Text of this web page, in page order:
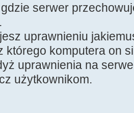
serwer
uprawnieniu
którego komputera on
uprawnienia na
użytkownikom.